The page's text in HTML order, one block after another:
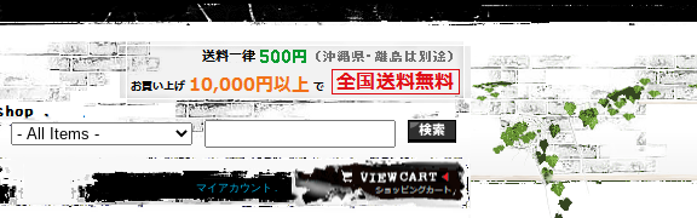
マイアカウント .